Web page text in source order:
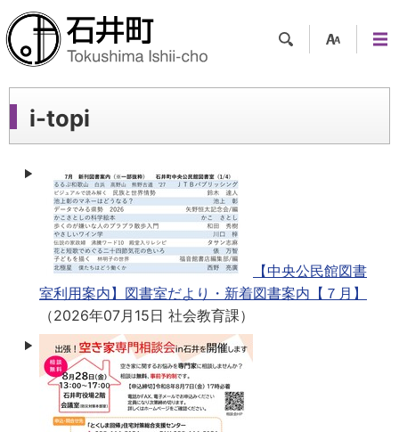
ツー
ュー
i-topi
【中央公民館図書
室利用案内】図書室だより・新着図書案内【７月】
（2026年07月15日 社会教育課）